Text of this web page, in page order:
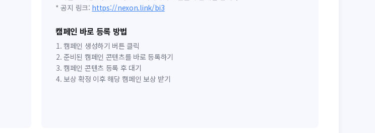
* 공지 링크: https://nexon.link/bi3
캠페인 바로 등록 방법
캠페인 생성하기 버튼 클릭
준비된 캠페인 콘텐츠를 바로 등록하기
캠페인 콘텐츠 등록 후 대기
보상 확정 이후 해당 캠페인 보상 받기